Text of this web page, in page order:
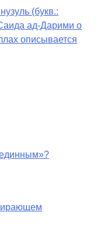
(букв.:
ад-Дарими о
описывается